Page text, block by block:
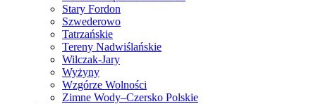
Stary Fordon
Szwederowo
Tatrzańskie
Tereny Nadwiślańskie
Wilczak-Jary
Wyżyny
Wzgórze Wolności
Zimne Wody–Czersko Polskie